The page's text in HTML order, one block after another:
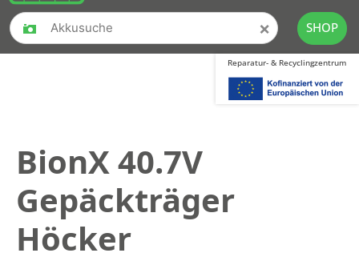
× SHOP
Reparatur- & Recyclingzentrum
BionX 40.7V
Gepäckträger
Höcker